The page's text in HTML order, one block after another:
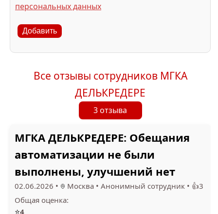
персональных данных
Добавить
Все отзывы сотрудников МГКА
ДЕЛЬКРЕДЕРЕ
3 отзыва
МГКА ДЕЛЬКРЕДЕРЕ: Обещания
автоматизации не были
выполнены, улучшений нет
02.06.2026 • Москва • Анонимный сотрудник • 👍3
Общая оценка:
⭐4